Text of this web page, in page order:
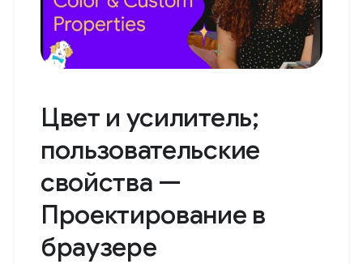
Цвет и усилитель;
пользовательские
свойства —
Проектирование в
браузере